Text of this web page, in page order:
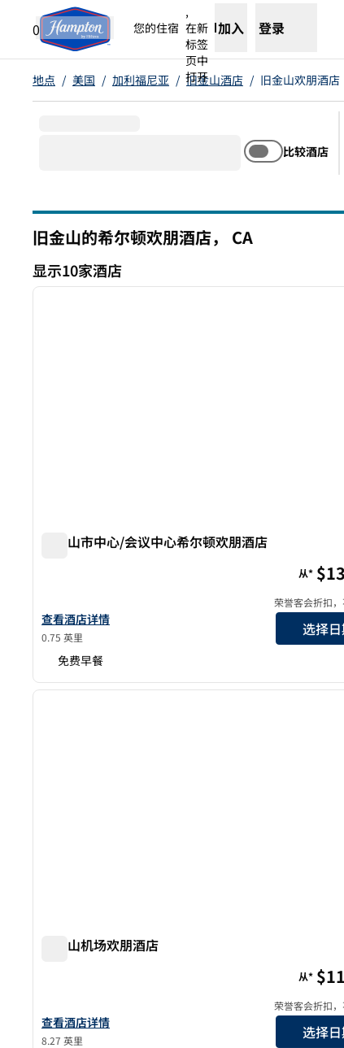
跳转至内容
0
您的住宿
,
在新
标签
页中
打开
加入 登录
地点 / 美国 / 加利福尼亚 / 旧金山酒店 / 旧金山欢朋酒店
比较酒店
旧金山的希尔顿欢朋酒店， CA
显示10家酒店
显示10家酒店
1/12
旧金山市中心/会议中心希尔顿欢朋酒店
查看旧金山市中心/会展中心欢朋酒店详情
查看酒店详情
0.75 英里
从*
荣誉客会折扣
选择
免费早餐
1/12
旧金山机场欢朋酒店
查看欢朋旧金山机场酒店详情
查看酒店详情
8.27 英里
从*
荣誉客会折扣
选择